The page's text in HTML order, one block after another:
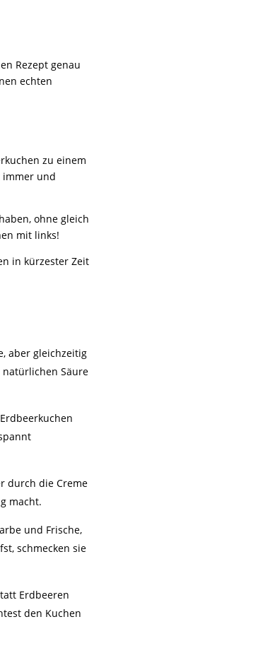
Rezept genau
echten
zu einem
immer und
ohne gleich
mit links!
in kürzester Zeit
aber gleichzeitig
Säure
durch die Creme
macht.
und Frische,
schmecken sie
Erdbeeren
den Kuchen